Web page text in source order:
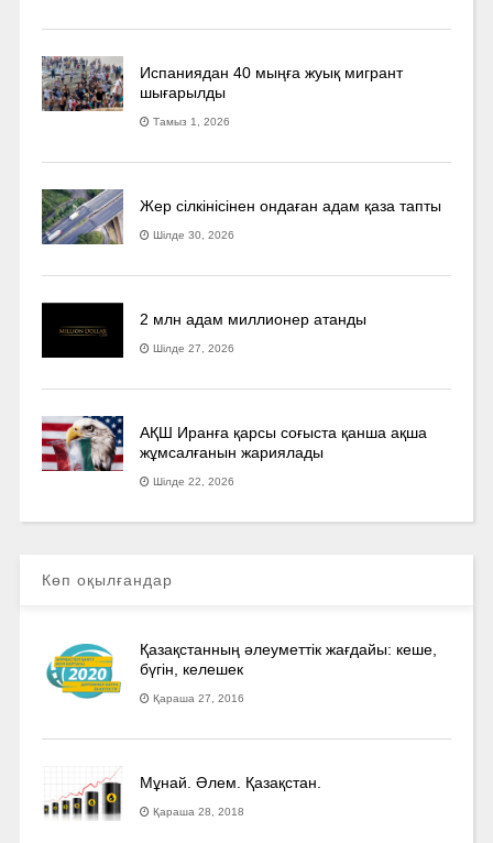
Испаниядан 40 мыңға жуық мигрант
шығарылды
Тамыз 1, 2026
Жер сілкінісінен ондаған адам қаза тапты
Шілде 30, 2026
2 млн адам миллионер атанды
Шілде 27, 2026
АҚШ Иранға қарсы соғыста қанша ақша
жұмсалғанын жариялады
Шілде 22, 2026
Көп оқылғандар
Қазақстанның әлеуметтік жағдайы: кеше,
бүгін, келешек
Қараша 27, 2016
Мұнай. Әлем. Қазақстан.
Қараша 28, 2018